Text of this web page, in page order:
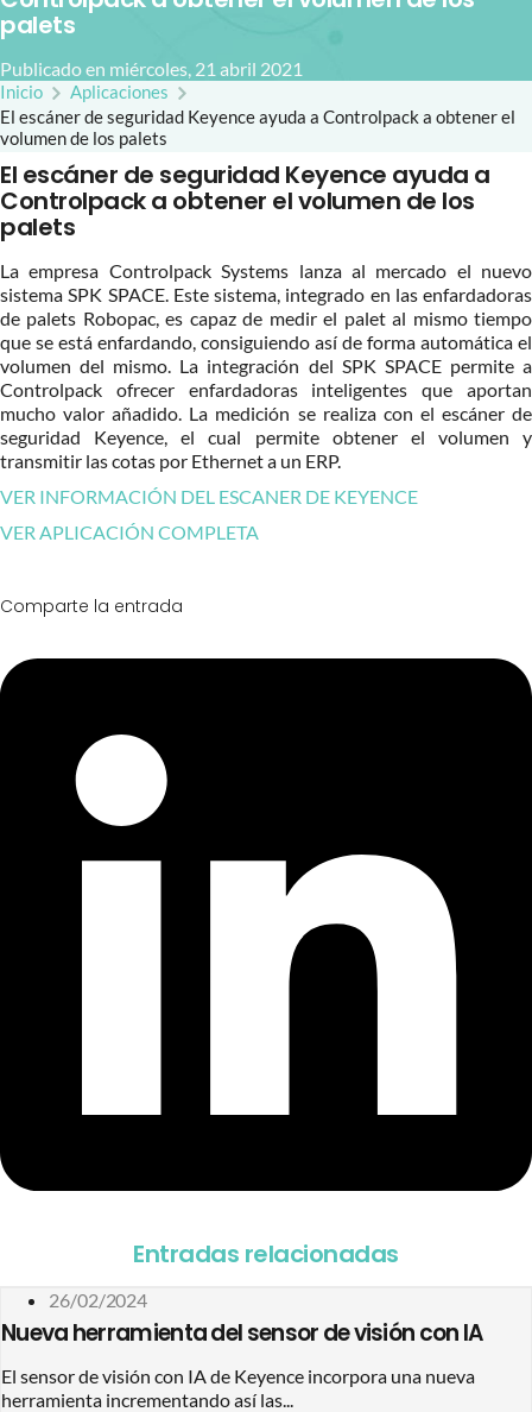
palets
Publicado en miércoles, 21 abril 2021
Inicio
Aplicaciones
El escáner de seguridad Keyence ayuda a Controlpack a obtener el
volumen de los palets
El escáner de seguridad Keyence ayuda a
Controlpack a obtener el volumen de los
palets
La empresa Controlpack Systems lanza al mercado el nuevo
sistema SPK SPACE. Este sistema, integrado en las enfardadoras
de palets Robopac, es capaz de medir el palet al mismo tiempo
que se está enfardando, consiguiendo así de forma automática el
volumen del mismo. La integración del SPK SPACE permite a
Controlpack ofrecer enfardadoras inteligentes que aportan
mucho valor añadido. La medición se realiza con el escáner de
seguridad Keyence, el cual permite obtener el volumen y
transmitir las cotas por Ethernet a un ERP.
VER INFORMACIÓN DEL ESCANER DE KEYENCE
VER APLICACIÓN COMPLETA
Comparte la entrada
Entradas relacionadas
26/02/2024
Nueva herramienta del sensor de visión con IA
El sensor de visión con IA de Keyence incorpora una nueva
herramienta incrementando así las...